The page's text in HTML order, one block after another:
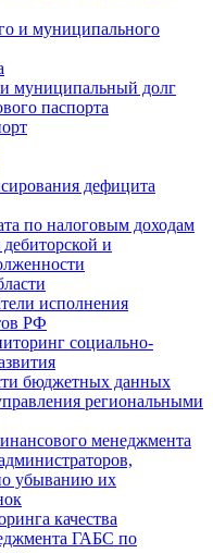
и муниципального
муниципальный долг
паспорта
дефицита
по налоговым доходам
и
исполнения
РФ
социально-
бюджетных данных
региональными
менеджмента
убыванию их
качества
ГАБС по